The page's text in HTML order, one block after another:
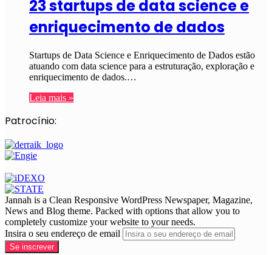
23 startups de data science e
enriquecimento de dados
Startups de Data Science e Enriquecimento de Dados estão
atuando com data science para a estruturação, exploração e
enriquecimento de dados.…
Leia mais »
Patrocínio:
Jannah is a Clean Responsive WordPress Newspaper, Magazine,
News and Blog theme. Packed with options that allow you to
completely customize your website to your needs.
Insira o seu endereço de email